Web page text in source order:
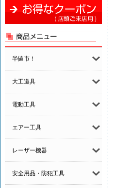
半値市！
大工道具
電動工具
エアー工具
レーザー機器
安全用品・防犯工具